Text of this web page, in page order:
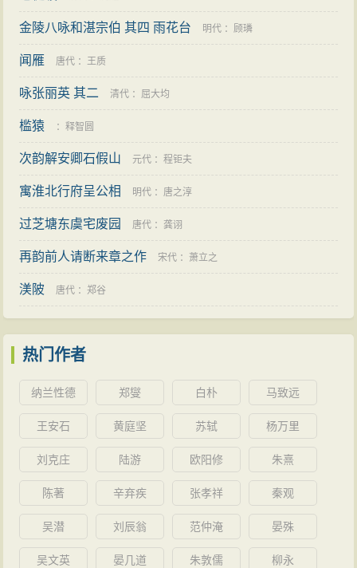
金陵八咏和湛宗伯 其四 雨花台 明代 ：顾璘
闻雁 唐代 ：王质
咏张丽英 其二 清代 ： 屈大均
槛猿 ：释智圆
次韵解安卿石假山 元代 ：程钜夫
寓淮北行府呈公相 明代 ： 唐之淳
过芝塘东虞宅废园 唐代 ： 龚诩
再韵前人请断来章之作 宋代 ： 萧立之
渼陂 唐代 ：郑谷
热门作者
纳兰性德 郑燮 白朴 马致远
王安石 黄庭坚 苏轼 杨万里
刘克庄 陆游 欧阳修 朱熹
陈著 辛弃疾 张孝祥 秦观
吴潜 刘辰翁 范仲淹 晏殊
吴文英 晏几道 朱敦儒 柳永